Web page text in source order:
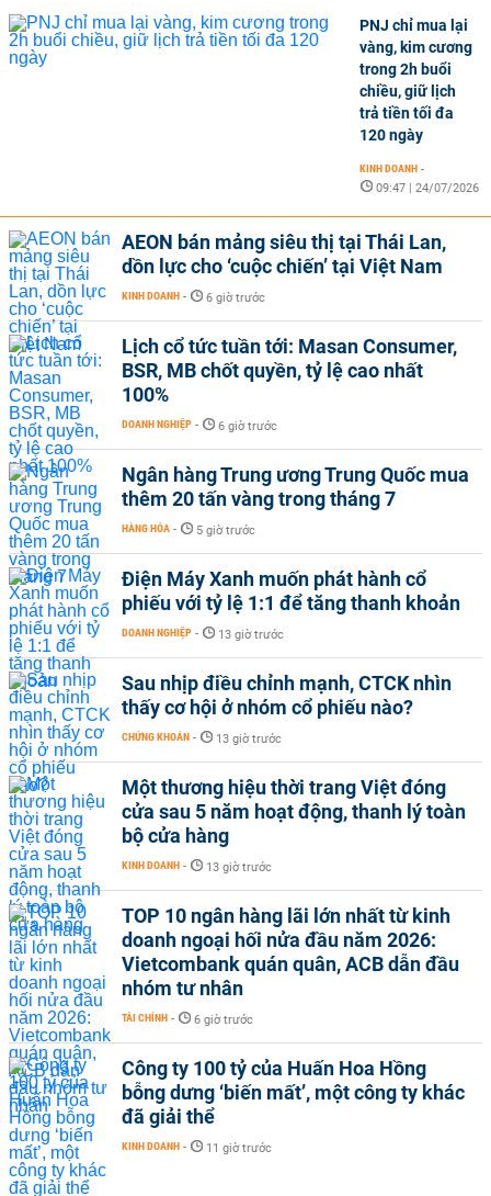
PNJ chỉ mua lại
vàng, kim cương
trong 2h buổi
chiều, giữ lịch
trả tiền tối đa
120 ngày
KINH DOANH -
09:47 | 24/07/2026
AEON bán mảng siêu thị tại Thái Lan,
dồn lực cho ‘cuộc chiến’ tại Việt Nam
KINH DOANH - 6 giờ trước
Lịch cổ tức tuần tới: Masan Consumer,
BSR, MB chốt quyền, tỷ lệ cao nhất
100%
DOANH NGHIỆP - 6 giờ trước
Ngân hàng Trung ương Trung Quốc mua
thêm 20 tấn vàng trong tháng 7
HÀNG HÓA - 5 giờ trước
Điện Máy Xanh muốn phát hành cổ
phiếu với tỷ lệ 1:1 để tăng thanh khoản
DOANH NGHIỆP - 13 giờ trước
Sau nhịp điều chỉnh mạnh, CTCK nhìn
thấy cơ hội ở nhóm cổ phiếu nào?
CHỨNG KHOÁN - 13 giờ trước
Một thương hiệu thời trang Việt đóng
cửa sau 5 năm hoạt động, thanh lý toàn
bộ cửa hàng
KINH DOANH - 13 giờ trước
TOP 10 ngân hàng lãi lớn nhất từ kinh
doanh ngoại hối nửa đầu năm 2026:
Vietcombank quán quân, ACB dẫn đầu
nhóm tư nhân
TÀI CHÍNH - 6 giờ trước
Công ty 100 tỷ của Huấn Hoa Hồng
bỗng dưng ‘biến mất’, một công ty khác
đã giải thể
KINH DOANH - 11 giờ trước